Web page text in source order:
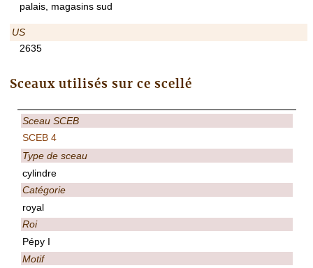
palais, magasins sud
US
2635
Sceaux utilisés sur ce scellé
Sceau SCEB
SCEB 4
Type de sceau
cylindre
Catégorie
royal
Roi
Pépy I
Motif